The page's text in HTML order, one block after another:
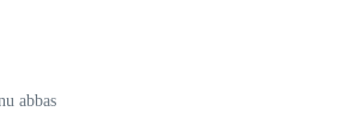
abbas